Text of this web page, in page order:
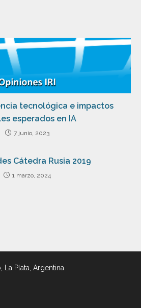
tecnológica e impactos
esperados en IA
7 junio, 2023
Cátedra Rusia 2019
1 marzo, 2024
La Plata, Argentina